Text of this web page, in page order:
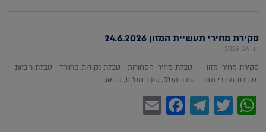
סקירת מחירי תעשיית המזון 24.6.2026
יוני 24, 2026
סקירת מחירי מזון טבלת מחירי הסחורות טבלת נקודות פרוורד טבלת ריביות
סקירת מחירי מזון סוכר מס'5, סוכר מס' 11, קקאו,
WhatsApp
Twitter
Telegram
Facebook